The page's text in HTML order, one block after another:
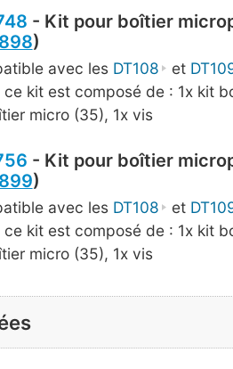
- Kit pour boîtier
)
avec les DT108 et
ce kit est composé de : 1x kit
micro (35), 1x vis
- Kit pour boîtier
)
avec les DT108 et
ce kit est composé de : 1x kit
micro (35), 1x vis